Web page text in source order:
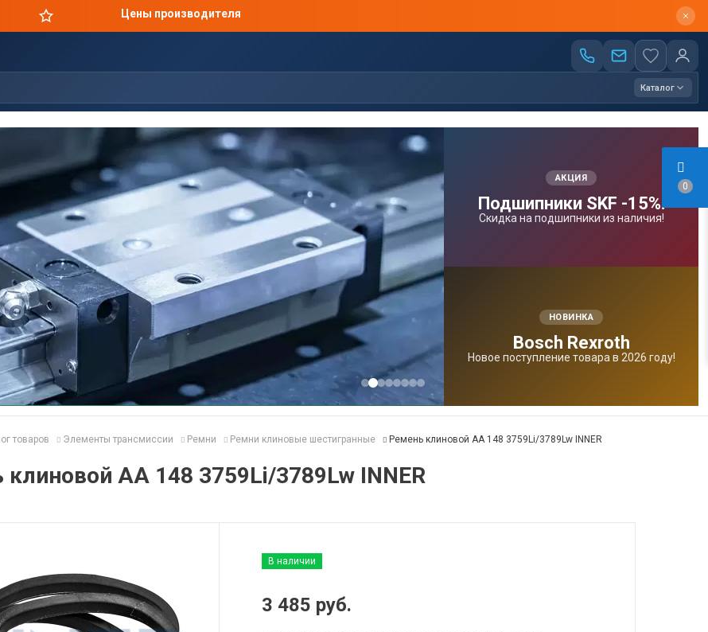
0
Цены производителя
Каталог
АКЦИЯ
Подшипники SKF -15%!
Скидка на подшипники из наличия!
НОВИНКА
Bosсh Rexroth
Новое поступление товара в 2026 году!
товаров Элементы трансмиссии Ремни Ремни клиновые шестигранные Ремень клиновой AA 148 3759Li/3789Lw INNER
AA 148 3759Li/3789Lw INNER
В наличии
3 485 руб.